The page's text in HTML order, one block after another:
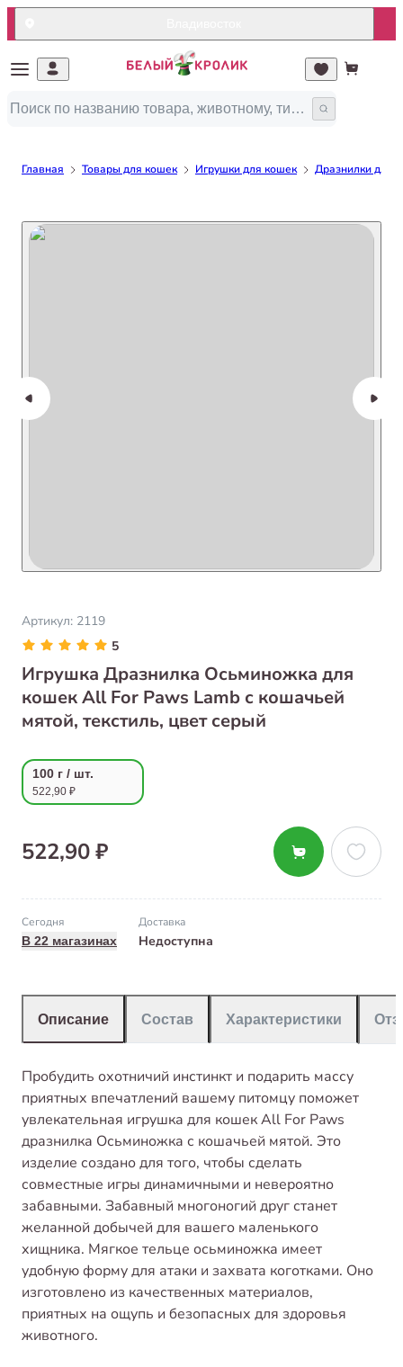
Главная Товары для кошек Игрушки для кошек Дразнилки для
Артикул: 2119
5
Игрушка Дразнилка Осьминожка для
кошек All For Paws Lamb с кошачьей
мятой, текстиль, цвет серый
100 г / шт.
522,90 ₽
522,90 ₽
Сегодня
В 22 магазинах
Доставка
Недоступна
Описание Состав Характеристики
Пробудить охотничий инстинкт и подарить массу
приятных впечатлений вашему питомцу поможет
увлекательная игрушка для кошек All For Paws
дразнилка Осьминожка с кошачьей мятой. Это
изделие создано для того, чтобы сделать
совместные игры динамичными и невероятно
забавными. Забавный многоногий друг станет
желанной добычей для вашего маленького
хищника. Мягкое тельце осьминожка имеет
удобную форму для атаки и захвата коготками. Оно
изготовлено из качественных материалов,
приятных на ощупь и безопасных для здоровья
животного.